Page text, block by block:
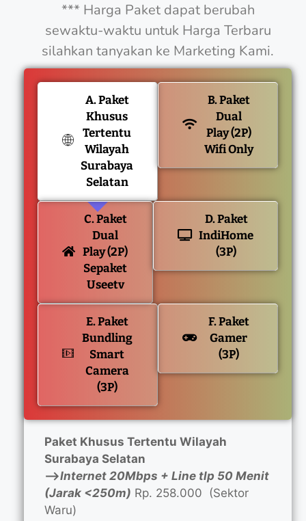
*** Harga Paket dapat berubah
sewaktu-waktu untuk Harga Terbaru
silahkan tanyakan ke Marketing Kami.
A. Paket
Khusus
Tertentu
Wilayah
Surabaya
Selatan
B. Paket
Dual
Play (2P)
Wifi Only
C. Paket
Dual
Play (2P)
Sepaket
Useetv
D. Paket
IndiHome
(3P)
E. Paket
Bundling
Smart
Camera
(3P)
F. Paket
Gamer
(3P)
Paket Khusus Tertentu Wilayah
Surabaya Selatan
—>Internet 20Mbps + Line tlp 50 Menit
(Jarak <250m) Rp. 258.000 (Sektor
Waru)